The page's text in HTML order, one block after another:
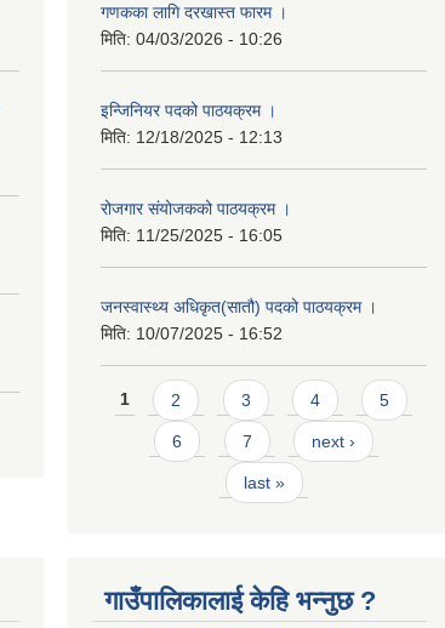
गणकका लागि दरखास्त फारम ।
मिति: 04/03/2026 - 10:26
इन्जिनियर पदको पाठयक्रम ।
मिति: 12/18/2025 - 12:13
रोजगार संयोजकको पाठयक्रम ।
मिति: 11/25/2025 - 16:05
जनस्वास्थ्य अधिकृत(सातौ) पदको पाठयक्रम ।
मिति: 10/07/2025 - 16:52
Pages
1 2 3 4 5
6 7 next ›
last »
गाउँपालिकालाई केहि भन्नुछ ?